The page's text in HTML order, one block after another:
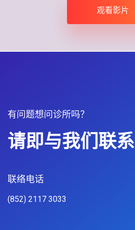
观看影片
有问题想问诊所吗？
请即与我们联系
联络电话
(852) 2117 3033